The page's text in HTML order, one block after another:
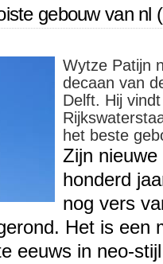
gebouw van nl
Wytze Patijn
decaan van
Delft. Hij
het beste
Zijn
honderd
nog vers
Het is een
eeuws in neo-